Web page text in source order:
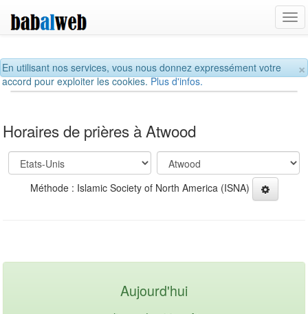
×
En utilisant nos services, vous nous donnez expressément votre
accord pour exploiter les cookies.Plus d'infos.
Horaires de prières à Atwood
Méthode : Islamic Society of North America (ISNA)
Aujourd'hui